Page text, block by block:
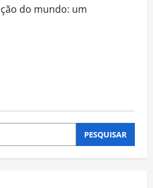
do mundo: um
PESQUISAR